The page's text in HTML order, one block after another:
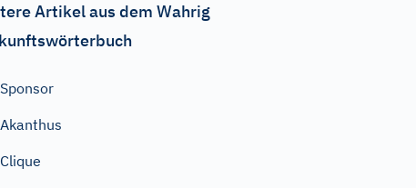
Artikel aus dem Wahrig
Sponsor
Akanthus
Clique